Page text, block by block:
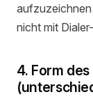
nicht mit
4. Form